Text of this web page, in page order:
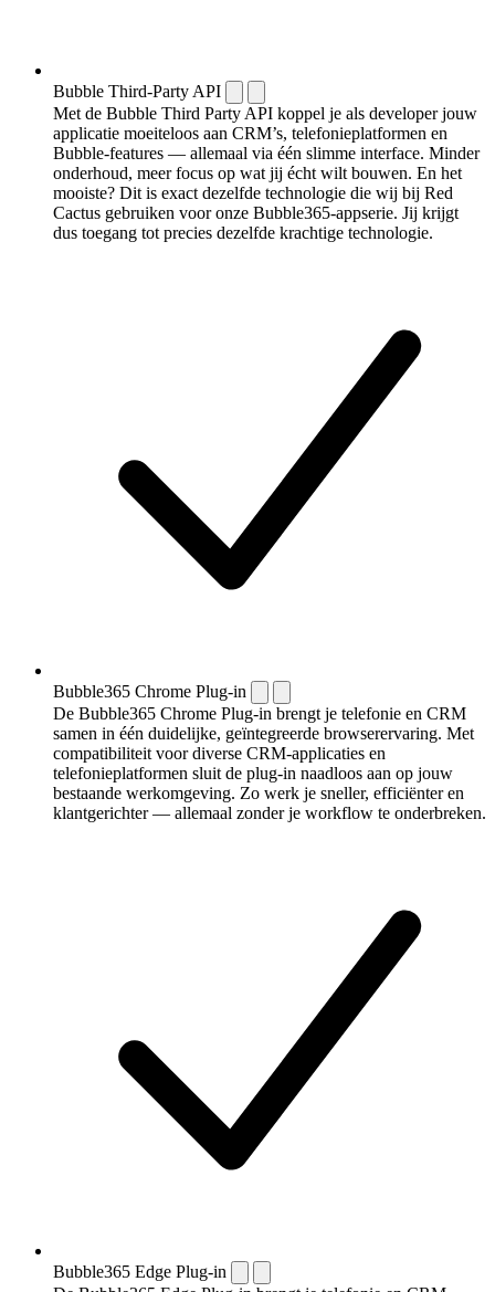
Bubble Third-Party API
Met de Bubble Third Party API koppel je als developer jouw
applicatie moeiteloos aan CRM’s, telefonieplatformen en
Bubble-features — allemaal via één slimme interface. Minder
onderhoud, meer focus op wat jij écht wilt bouwen. En het
mooiste? Dit is exact dezelfde technologie die wij bij Red
Cactus gebruiken voor onze Bubble365-appserie. Jij krijgt
dus toegang tot precies dezelfde krachtige technologie.
Bubble365 Chrome Plug-in
De Bubble365 Chrome Plug-in brengt je telefonie en CRM
samen in één duidelijke, geïntegreerde browserervaring. Met
compatibiliteit voor diverse CRM-applicaties en
telefonieplatformen sluit de plug-in naadloos aan op jouw
bestaande werkomgeving. Zo werk je sneller, efficiënter en
klantgerichter — allemaal zonder je workflow te onderbreken.
Bubble365 Edge Plug-in